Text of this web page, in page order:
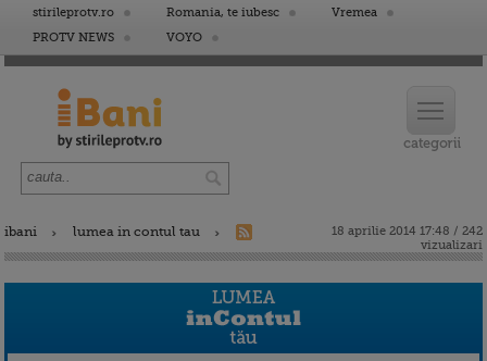
stirileprotv.ro Romania, te iubesc
Vremea
PROTV NEWS
VOYO
ibani lumea in contul tau
18 aprilie 2014 17:48 / 242
vizualizari